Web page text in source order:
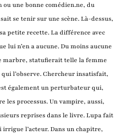
ou une bonne comédien.ne, du
se tenir sur une scène. Là-dessus,
petite recette. La différence avec
lui n’en a aucune. Du moins aucune
marbre, statufierait telle la femme
l’observe. Chercheur insatisfait,
également un perturbateur qui,
les processus. Un vampire, aussi,
reprises dans le livre. Lupa fait
l’acteur. Dans un chapitre,